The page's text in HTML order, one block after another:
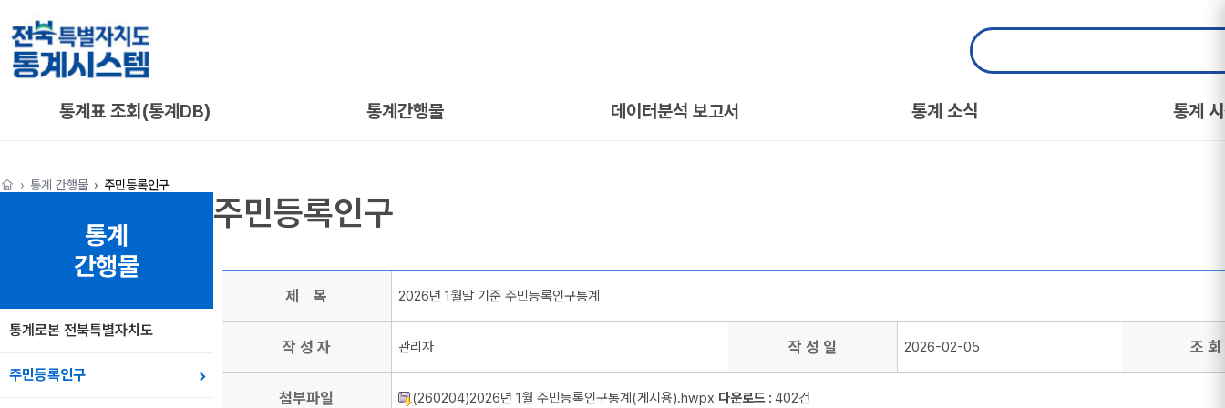
통계표 조회(통계DB) 통계간행물 데이터분석 보고서 통계 소식 통계
통계 간행물 주민등록인구
통계
간행물
통계로본 전북특별자치도
주민등록인구
주민등록인구
제 목 2026년 1월말 기준 주민등록인구통계
작 성 자 관리자 작 성 일 2026-02-05 조 회
첨부파일 (260204)2026년 1월 주민등록인구통계(게시용).hwpx 다운로드 : 402건